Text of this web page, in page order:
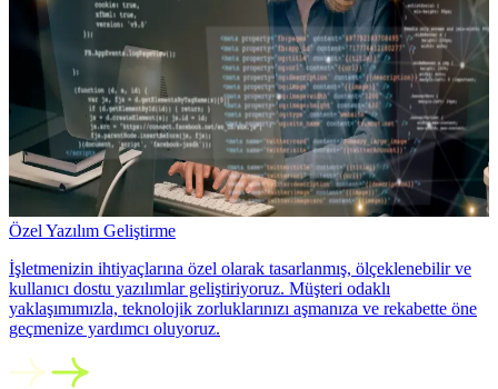
Özel Yazılım Geliştirme
İşletmenizin ihtiyaçlarına özel olarak tasarlanmış, ölçeklenebilir ve
kullanıcı dostu yazılımlar geliştiriyoruz. Müşteri odaklı
yaklaşımımızla, teknolojik zorluklarınızı aşmanıza ve rekabette öne
geçmenize yardımcı oluyoruz.